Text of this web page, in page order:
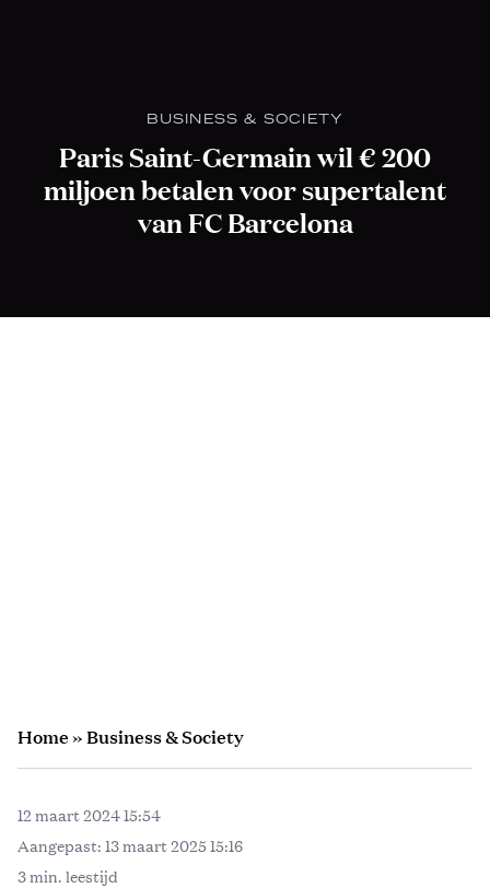
BUSINESS & SOCIETY
Paris Saint-Germain wil € 200
miljoen betalen voor supertalent
van FC Barcelona
Home»Business & Society
12 maart 2024 15:54
Aangepast: 13 maart 2025 15:16
3 min. leestijd